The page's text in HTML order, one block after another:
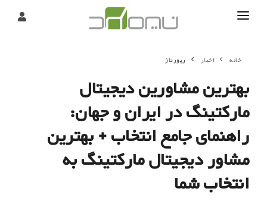
درباره
تحریریه
خانه اخبار رپورتاژ
بهترین مشاورین دیجیتال
مارکتینگ در ایران و جهان:
راهنمای جامع انتخاب + بهترین
مشاور دیجیتال مارکتینگ به
انتخاب شما